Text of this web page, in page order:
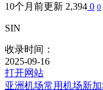
10个月前更新 2,394 0 0
SIN
收录时间：
2025-09-16
打开网站
亚洲机场常用机场新